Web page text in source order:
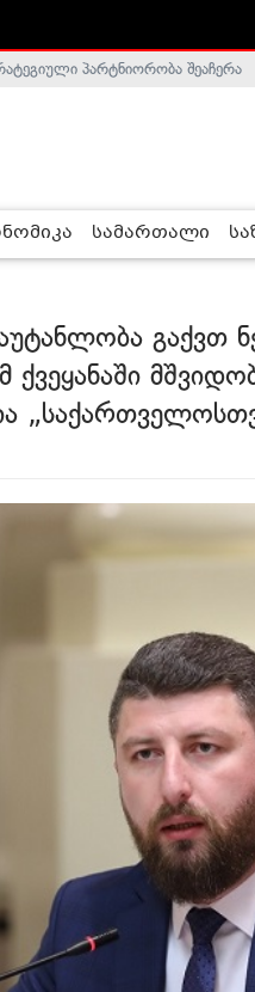
არალეგიტიმურია -
სამართალი
გაქვთ